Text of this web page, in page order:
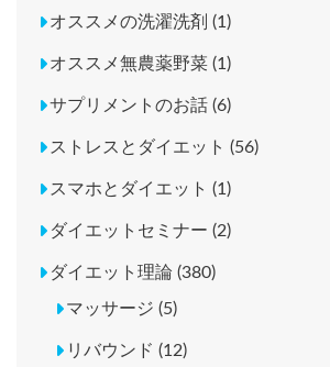
オススメの洗濯洗剤 (1)
オススメ無農薬野菜 (1)
サプリメントのお話 (6)
ストレスとダイエット (56)
スマホとダイエット (1)
ダイエットセミナー (2)
ダイエット理論 (380)
マッサージ (5)
リバウンド (12)